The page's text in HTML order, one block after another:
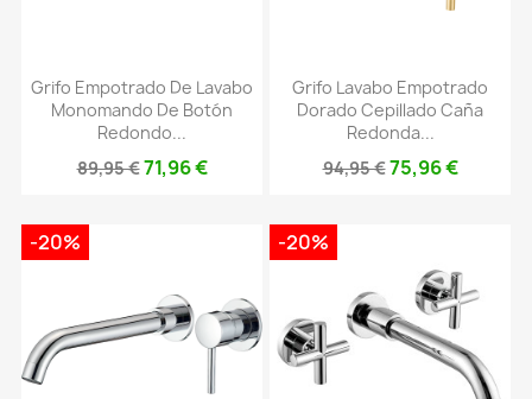
Grifo Empotrado De Lavabo
Monomando De Botón
Redondo...
89,95 €71,96 €
Grifo Lavabo Empotrado
Dorado Cepillado Caña
Redonda...
94,95 €75,96 €
-20% -20%